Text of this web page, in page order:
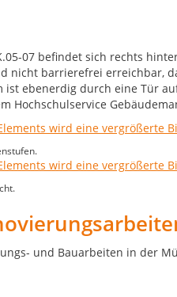
07 befindet sich rechts
nicht barrierefrei erreichbar,
ist ebenerdig durch eine Tür
Hochschulservice
und Bauarbeiten in der